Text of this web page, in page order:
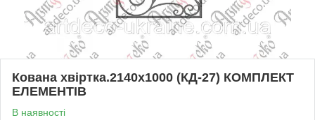
Кована хвіртка.2140х1000 (КД-27) КОМПЛЕКТ
ЕЛЕМЕНТІВ
В наявності